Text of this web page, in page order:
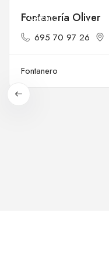
Cerrado
Fontanería Oliver
695 70 97 26
Fontanero